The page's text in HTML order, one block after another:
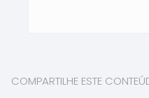
COMPARTILHE ESTE